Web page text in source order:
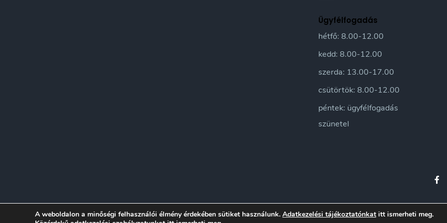
Ügyfélfogadás
hétfő: 8.00-12.00
kedd: 8.00-12.00
szerda: 13.00-17.00
csütörtök: 8.00-12.00
péntek: ügyfélfogadás
szünetel
A weboldalon a minőségi felhasználói élmény érdekében sütiket használunk. Adatkezelési tájékoztatónkat itt ismerheti meg.